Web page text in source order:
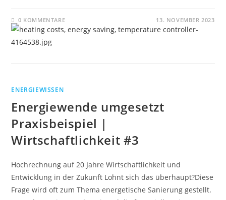
0 KOMMENTARE 13. NOVEMBER 2023
ENERGIEWISSEN
Energiewende umgesetzt
Praxisbeispiel |
Wirtschaftlichkeit #3
Hochrechnung auf 20 Jahre Wirtschaftlichkeit und
Entwicklung in der Zukunft Lohnt sich das überhaupt?Diese
Frage wird oft zum Thema energetische Sanierung gestellt.